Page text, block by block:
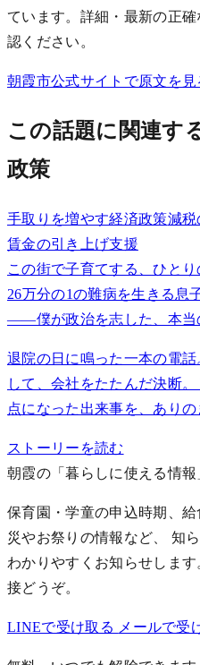
ています。詳細・最新の正
認ください。
朝霞市公式サイトで原文を見
この話題に関連す
政策
手取りを増やす経済政策減税
賃金の引き上げ支援
この街で子育てする、ひと
26万分の1の難病を生きる息子
——僕が政治を志した、本当
退院の日に鳴った一本の電
して、会社をたたんだ決断
点になった出来事を、ありの
ストーリーを読む
朝霞の「暮らしに使える情
保育園・学童の申込時期、
災やお祭りの情報など、 知
わかりやすくお知らせします
接どうぞ。
LINEで受け取る メールで受